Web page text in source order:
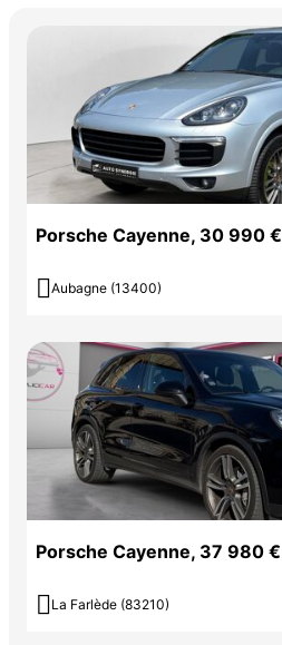
Porsche Cayenne, 30 990 €
 Aubagne (13400)
Porsche Cayenne, 37 980 €
 La Farlède (83210)